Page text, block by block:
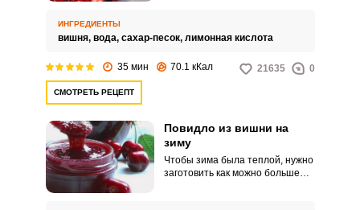
компота.
ИНГРЕДИЕНТЫ
вишня, вода, сахар-песок, лимонная кислота
35 мин 70.1 кКал 21635 0
СМОТРЕТЬ РЕЦЕПТ
Повидло из вишни на
зиму
Чтобы зима была теплой, нужно
заготовить как можно больше